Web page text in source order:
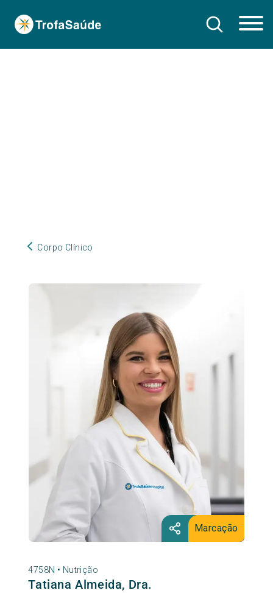
Corpo Clínico
Marcação
4758N • Nutrição
Tatiana Almeida, Dra.